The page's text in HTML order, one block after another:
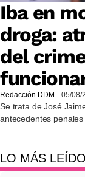
Iba en
droga:
del
Redacción DDM 05/08/
Se trata de José
antecedentes
LO MÁS LEÍDO